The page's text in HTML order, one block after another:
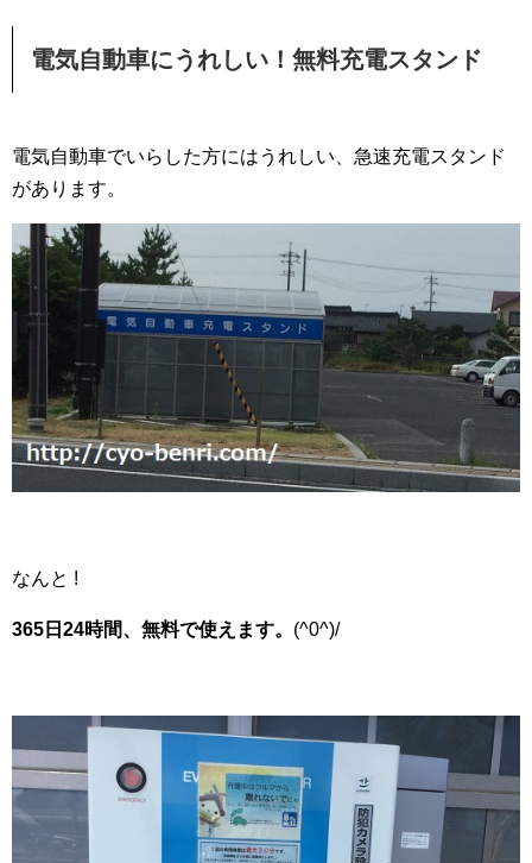
電気自動車にうれしい！無料充電スタンド
電気自動車でいらした方にはうれしい、急速充電スタンド
があります。
なんと !
365日24時間、無料で使えます。 (^0^)/